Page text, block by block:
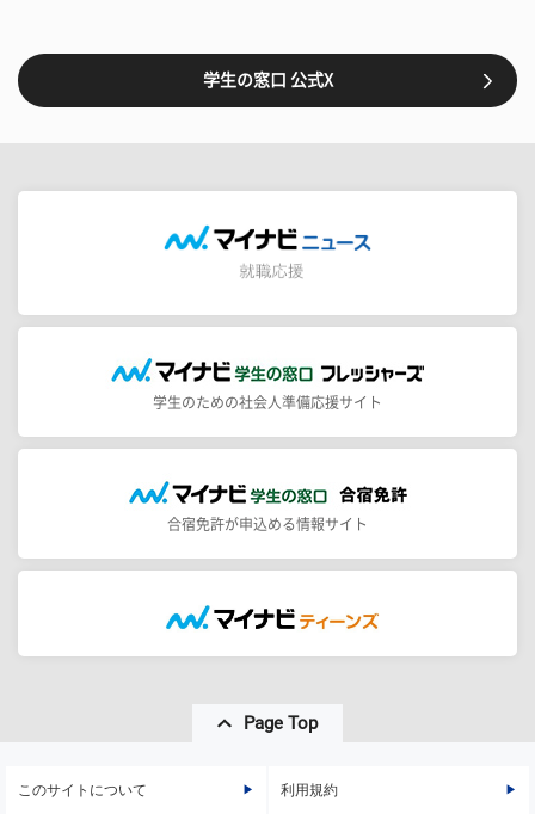
学生の窓口 公式X
学生のための社会人準備応援サイト
合宿免許が申込める情報サイト
Page Top
このサイトについて 利用規約